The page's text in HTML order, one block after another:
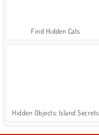
Find Hidden Cats
Hidden Objects: Island Secrets